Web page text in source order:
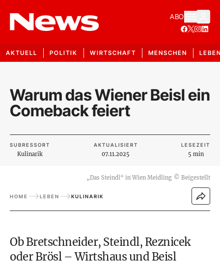
ABO
AKTUELL POLITIK WIRTSCHAFT MENSCHEN
Warum das Wiener Beisl ein
Comeback feiert
SUBRESSORT
Kulinarik
AKTUALISIERT
07.11.2025
LESEZEIT
5 min
„Das Steindl“ in Wien Meidling © Beigestellt
HOME LEBEN KULINARIK
Ob Bretschneider, Steindl, Reznicek
oder Brösl –Wirtshaus und Beisl